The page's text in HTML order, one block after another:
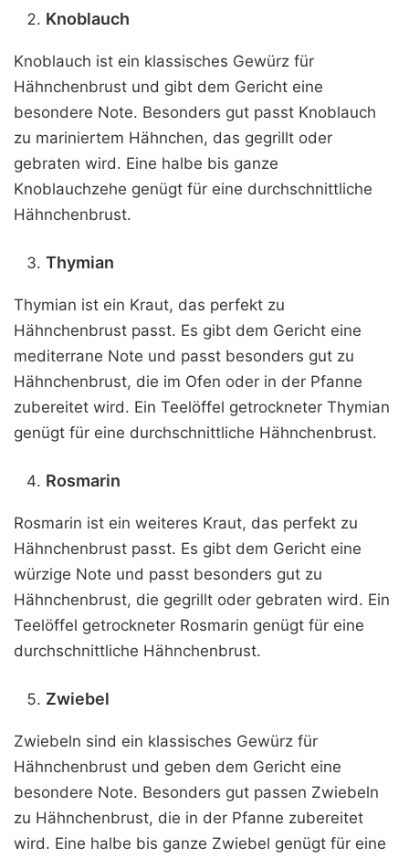
Knoblauch
Knoblauch ist ein klassisches Gewürz für
Hähnchenbrust und gibt dem Gericht eine
besondere Note. Besonders gut passt Knoblauch
zu mariniertem Hähnchen, das gegrillt oder
gebraten wird. Eine halbe bis ganze
Knoblauchzehe genügt für eine durchschnittliche
Hähnchenbrust.
Thymian
Thymian ist ein Kraut, das perfekt zu
Hähnchenbrust passt. Es gibt dem Gericht eine
mediterrane Note und passt besonders gut zu
Hähnchenbrust, die im Ofen oder in der Pfanne
zubereitet wird. Ein Teelöffel getrockneter Thymian
genügt für eine durchschnittliche Hähnchenbrust.
Rosmarin
Rosmarin ist ein weiteres Kraut, das perfekt zu
Hähnchenbrust passt. Es gibt dem Gericht eine
würzige Note und passt besonders gut zu
Hähnchenbrust, die gegrillt oder gebraten wird. Ein
Teelöffel getrockneter Rosmarin genügt für eine
durchschnittliche Hähnchenbrust.
Zwiebel
Zwiebeln sind ein klassisches Gewürz für
Hähnchenbrust und geben dem Gericht eine
besondere Note. Besonders gut passen Zwiebeln
zu Hähnchenbrust, die in der Pfanne zubereitet
wird. Eine halbe bis ganze Zwiebel genügt für eine